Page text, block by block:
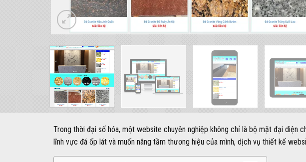
Trong thời đại số hóa, một website chuyên nghiệp không chỉ là bộ mặt đại diện
lĩnh vực đá ốp lát và muốn nâng tầm thương hiệu của mình, dịch vụ thiết kế